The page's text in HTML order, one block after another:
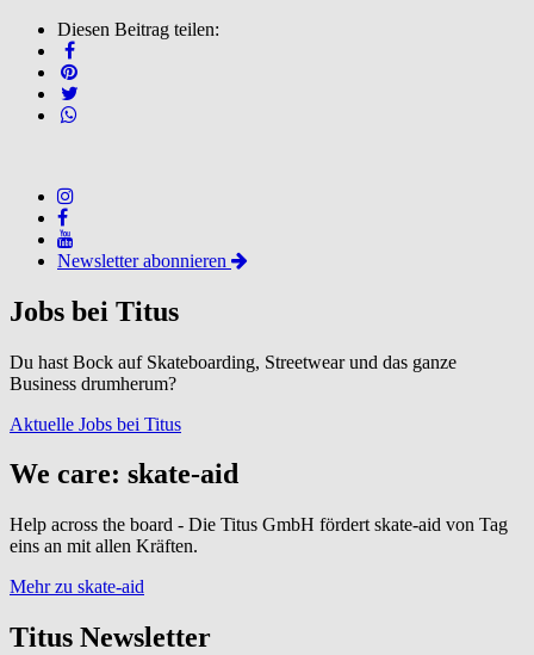
Diesen Beitrag teilen:
Newsletter abonnieren
Jobs bei Titus
Du hast Bock auf Skateboarding, Streetwear und das ganze
Business drumherum?
Aktuelle Jobs bei Titus
We care: skate-aid
Help across the board - Die Titus GmbH fördert skate-aid von Tag
eins an mit allen Kräften.
Mehr zu skate-aid
Titus Newsletter